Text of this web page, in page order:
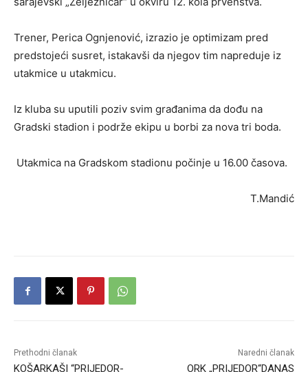
Trener, Perica Ognjenović, izrazio je optimizam pred
predstojeći susret, istakavši da njegov tim napreduje iz
utakmice u utakmicu.
Iz kluba su uputili poziv svim građanima da dođu na
Gradski stadion i podrže ekipu u borbi za nova tri boda.
Utakmica na Gradskom stadionu počinje u 16.00 časova.
T.Mandić
Prethodni članak
KOŠARKAŠI “PRIJEDOR-
Naredni članak
ORK „PRIJEDOR“DANAS